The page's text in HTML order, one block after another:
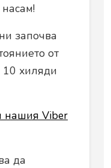
започва
от
хиляди
нашия Viber
да